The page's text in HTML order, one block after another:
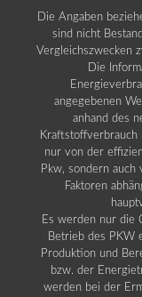
Die Angaben
sind nicht
Vergleichszwecken
Die
angegebenen
anhand des
Kraftstoffverbrauch
nur von der
Pkw, sondern auch
Faktoren
Es werden nur die
Betrieb des PKW
Produktion und
bzw. der
werden bei der